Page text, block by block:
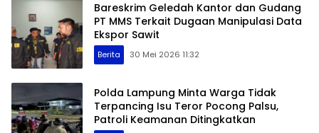
Bareskrim Geledah Kantor dan Gudang
PT MMS Terkait Dugaan Manipulasi Data
Ekspor Sawit
Berita 30 Mei 2026 11:32
Polda Lampung Minta Warga Tidak
Terpancing Isu Teror Pocong Palsu,
Patroli Keamanan Ditingkatkan